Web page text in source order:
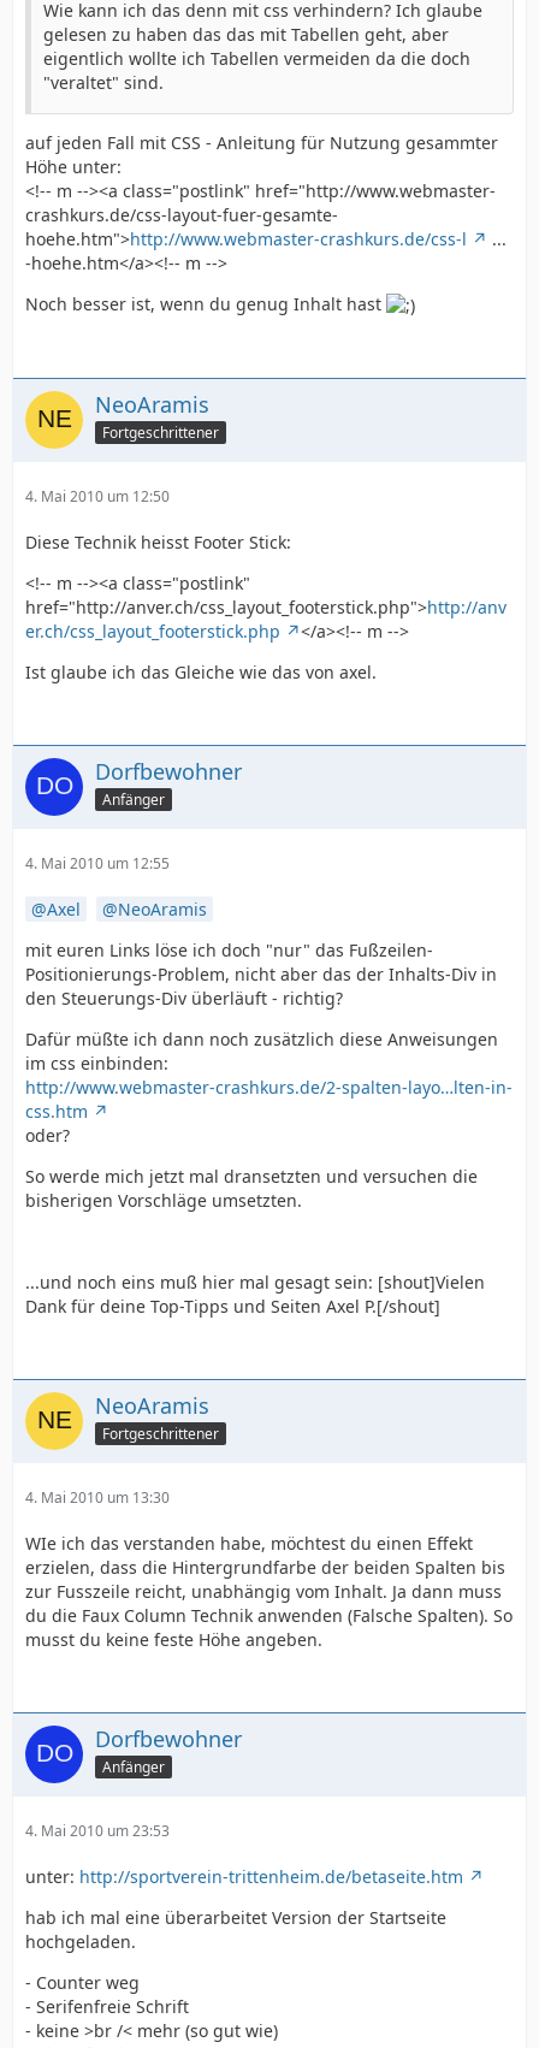
Wie kann ich das denn mit css verhindern? Ich glaube
gelesen zu haben das das mit Tabellen geht, aber
eigentlich wollte ich Tabellen vermeiden da die doch
"veraltet" sind.
auf jeden Fall mit CSS - Anleitung für Nutzung gesammter
Höhe unter:
<!-- m --><a class="postlink" href="http://www.webmaster-
crashkurs.de/css-layout-fuer-gesamte-
hoehe.htm">http://www.webmaster-crashkurs.de/css-l
...
-hoehe.htm</a><!-- m -->
Noch besser ist, wenn du genug Inhalt hast
NeoAramis
Fortgeschrittener
4. Mai 2010 um 12:50
Diese Technik heisst Footer Stick:
<!-- m --><a class="postlink"
href="http://anver.ch/css_layout_footerstick.php">http://anv
er.ch/css_layout_footerstick.php
</a><!-- m -->
Ist glaube ich das Gleiche wie das von axel.
Dorfbewohner
Anfänger
4. Mai 2010 um 12:55
Axel
NeoAramis
mit euren Links löse ich doch "nur" das Fußzeilen-
Positionierungs-Problem, nicht aber das der Inhalts-Div in
den Steuerungs-Div überläuft - richtig?
Dafür müßte ich dann noch zusätzlich diese Anweisungen
im css einbinden:
http://www.webmaster-crashkurs.de/2-spalten-layo…lten-in-
css.htm
oder?
So werde mich jetzt mal dransetzten und versuchen die
bisherigen Vorschläge umsetzten.
...und noch eins muß hier mal gesagt sein: [shout]Vielen
Dank für deine Top-Tipps und Seiten Axel P.[/shout]
NeoAramis
Fortgeschrittener
4. Mai 2010 um 13:30
WIe ich das verstanden habe, möchtest du einen Effekt
erzielen, dass die Hintergrundfarbe der beiden Spalten bis
zur Fusszeile reicht, unabhängig vom Inhalt. Ja dann muss
du die Faux Column Technik anwenden (Falsche Spalten). So
musst du keine feste Höhe angeben.
Dorfbewohner
Anfänger
4. Mai 2010 um 23:53
unter: http://sportverein-trittenheim.de/betaseite.htm
hab ich mal eine überarbeitet Version der Startseite
hochgeladen.
- Counter weg
- Serifenfreie Schrift
- keine >br /< mehr (so gut wie)